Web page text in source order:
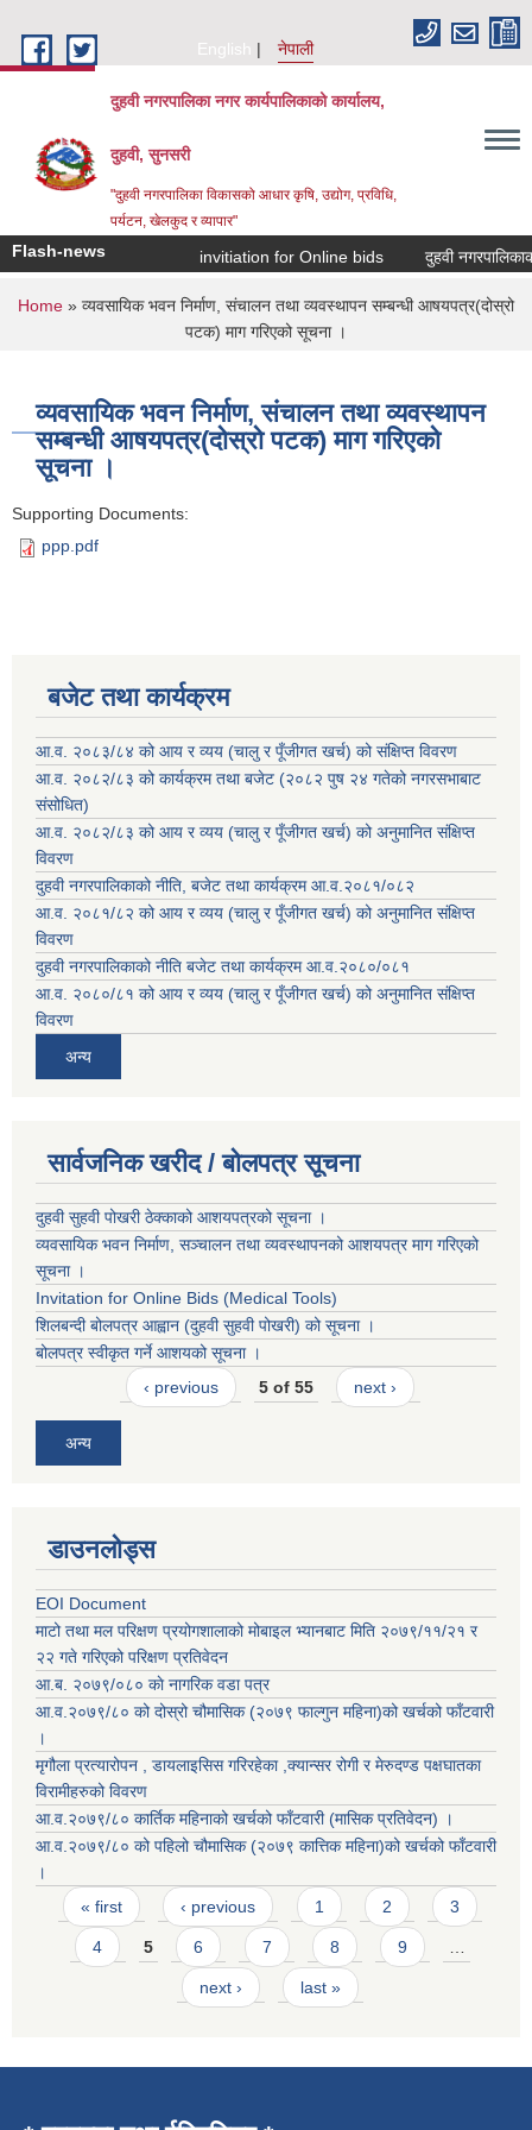
English
नेपाली
दुहवी नगरपालिका नगर कार्यपालिकाको कार्यालय,
दुहवी, सुनसरी
"दुहवी नगरपालिका विकासको आधार कृषि, उद्योग, प्रविधि,
पर्यटन, खेलकुद र व्यापार"
Flash-news invitiation for Online bids दुहवी
You are here
Home » व्यवसायिक भवन निर्माण, संचालन तथा व्यवस्थापन सम्बन्धी आषयपत्र(दोस्रो
पटक) माग गरिएको सूचना ।
व्यवसायिक भवन निर्माण, संचालन तथा व्यवस्थापन
सम्बन्धी आषयपत्र(दोस्रो पटक) माग गरिएको
सूचना ।
Supporting Documents:
ppp.pdf
बजेट तथा कार्यक्रम
आ.व. २०८३/८४ को आय र व्यय (चालु र पूँजीगत खर्च) को संक्षिप्त विवरण
आ.व. २०८२/८३ को कार्यक्रम तथा बजेट (२०८२ पुष २४ गतेको नगरसभाबाट
संसोधित)
आ.व. २०८२/८३ को आय र व्यय (चालु र पूँजीगत खर्च) को अनुमानित संक्षिप्त
विवरण
दुहवी नगरपालिकाको नीति, बजेट तथा कार्यक्रम आ.व.२०८१/०८२
आ.व. २०८१/८२ को आय र व्यय (चालु र पूँजीगत खर्च) को अनुमानित संक्षिप्त
विवरण
दुहवी नगरपालिकाको नीति बजेट तथा कार्यक्रम आ.व.२०८०/०८१
आ.व. २०८०/८१ को आय र व्यय (चालु र पूँजीगत खर्च) को अनुमानित संक्षिप्त
विवरण
अन्य
सार्वजनिक खरीद / बोलपत्र सूचना
दुहवी सुहवी पोखरी ठेक्काको आशयपत्रको सूचना ।
व्यवसायिक भवन निर्माण, सञ्चालन तथा व्यवस्थापनको आशयपत्र माग गरिएको
सूचना ।
Invitation for Online Bids (Medical Tools)
शिलबन्दी बोलपत्र आह्वान (दुहवी सुहवी पोखरी) को सूचना ।
बोलपत्र स्वीकृत गर्ने आशयको सूचना ।
‹ previous
5 of 55 next ›
अन्य
डाउनलोड्स
EOI Document
माटो तथा मल परिक्षण प्रयोगशालाको मोबाइल भ्यानबाट मिति २०७९/११/२१ र
२२ गते गरिएको परिक्षण प्रतिवेदन
आ.ब. २०७९/०८० काे नागरिक वडा पत्र
आ.व.२०७९/८० को दोस्रो चौमासिक (२०७९ फाल्गुन महिना)को खर्चको फाँटवारी
।
मृगौला प्रत्यारोपन , डायलाइसिस गरिरहेका ,क्यान्सर रोगी र मेरुदण्ड पक्षघातका
विरामीहरुको विवरण
आ.व.२०७९/८० कार्तिक महिनाको खर्चको फाँटवारी (मासिक प्रतिवेदन) ।
आ.व.२०७९/८० को पहिलो चौमासिक (२०७९ कात्तिक महिना)को खर्चको फाँटवारी
।
Pages
« first ‹ previous 1 2 3
4 5 6 7 8 9
next › last »